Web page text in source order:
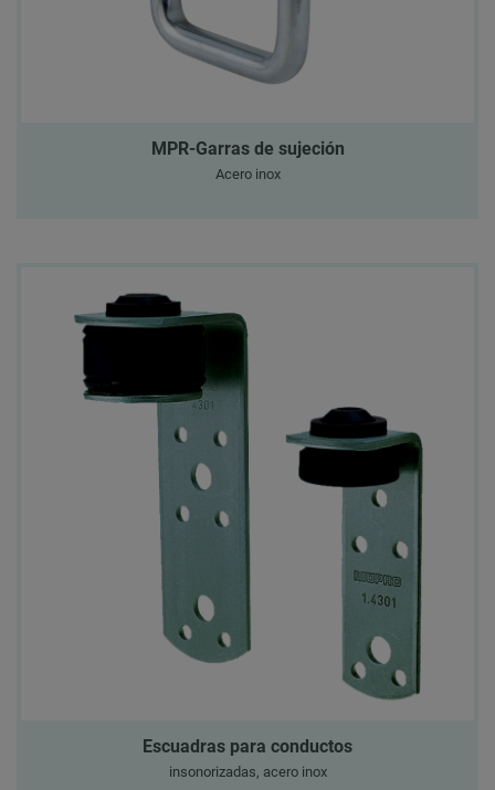
MPR-Garras de sujeción
Acero inox
Escuadras para conductos
insonorizadas, acero inox